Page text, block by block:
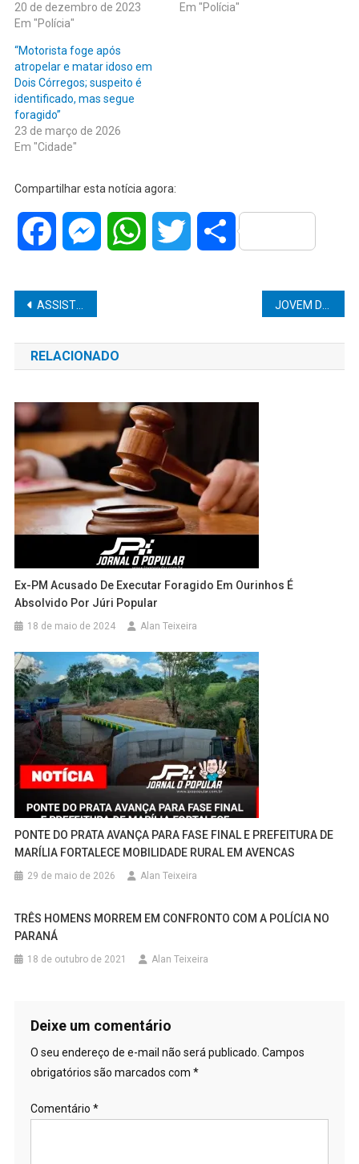
20 de dezembro de 2023
Em "Polícia"
Em "Polícia"
“Motorista foge após
atropelar e matar idoso em
Dois Córregos; suspeito é
identificado, mas segue
foragido”
23 de março de 2026
Em "Cidade"
Compartilhar esta notícia agora:
Facebook MessengerWhatsAppTwitter Share
Navegação
de
Post
ASSISTENTE SOCIAL FABIANA CAMARINHA RESSALTA A IMPORTÂNCIA DO CUIDADO COM A VOLTA AS AULAS. JOVEM DE 15 ANOS MORRE DURANTE SUPOSTO ENCONTRO EM SP
RELACIONADO
Ex-PM Acusado De Executar Foragido Em Ourinhos É
Absolvido Por Júri Popular
18 de maio de 2024 Alan Teixeira
PONTE DO PRATA AVANÇA PARA FASE FINAL E PREFEITURA DE
MARÍLIA FORTALECE MOBILIDADE RURAL EM AVENCAS
29 de maio de 2026 Alan Teixeira
TRÊS HOMENS MORREM EM CONFRONTO COM A POLÍCIA NO
PARANÁ
18 de outubro de 2021 Alan Teixeira
Deixe um comentário
O seu endereço de e-mail não será publicado. Campos
obrigatórios são marcados com *
Comentário *